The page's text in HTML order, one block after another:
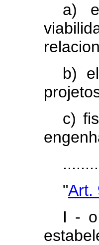
a)
b)
c)
"Art.
I - o